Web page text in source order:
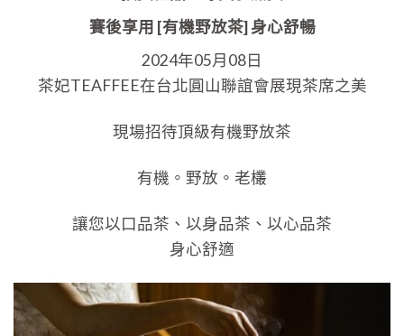
賽後享用 [有機野放茶] 身心舒暢
2024年05月08日
茶妃TEAFFEE在台北圓山聯誼會展現茶席之美
現場招待頂級有機野放茶
有機。野放。老欉
讓您以口品茶、以身品茶、以心品茶
身心舒適